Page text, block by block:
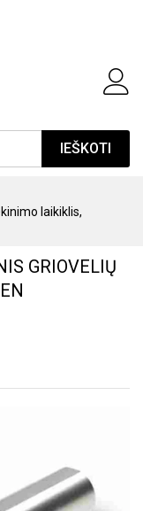
IEŠKOTI
laikiklis,
GRIOVELIŲ